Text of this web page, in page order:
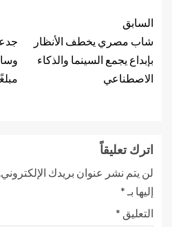
السابق
شاب مصري يخطف الأنظار
بإبداع يجمع السينما والذكاء
الاصطناعي
اترك تعليقاً
لن يتم نشر عنوان بريدك الإلكتروني.
إليها بـ *
التعليق *